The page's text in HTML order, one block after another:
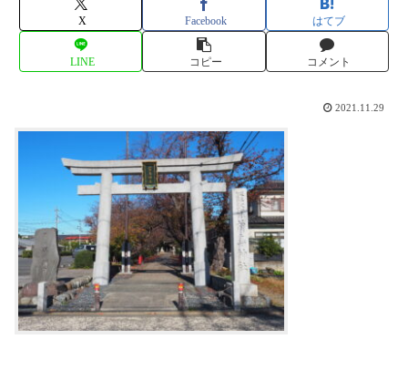
X Facebook はてブ
LINE コピー コメント
2021.11.29